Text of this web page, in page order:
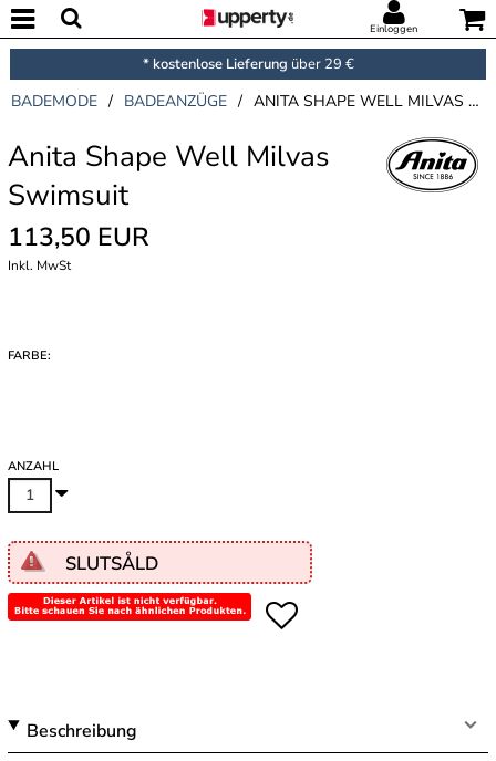
Einloggen
* kostenlose Lieferung über 29 €
BADEMODE / BADEANZÜGE / ANITA SHAPE WELL MILVAS SWIMSUIT
Anita Shape Well Milvas
Swimsuit
113,50 EUR
Inkl. MwSt
FARBE:
ANZAHL
SLUTSÅLD
Beschreibung